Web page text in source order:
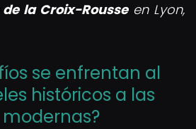
la Croix-Rousseen Lyon,
se enfrentan al
históricos a las